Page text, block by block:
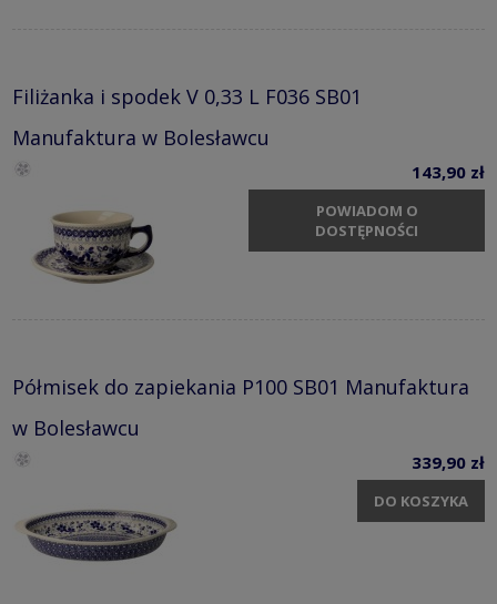
Filiżanka i spodek V 0,33 L F036 SB01
Manufaktura w Bolesławcu
143,90 zł
POWIADOM O
DOSTĘPNOŚCI
Półmisek do zapiekania P100 SB01 Manufaktura
w Bolesławcu
339,90 zł
DO KOSZYKA